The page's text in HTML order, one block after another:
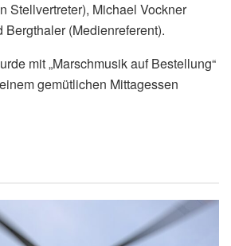
Stellvertreter), Michael Vockner
Bergthaler (Medienreferent).
mit „Marschmusik auf Bestellung“
gemütlichen Mittagessen